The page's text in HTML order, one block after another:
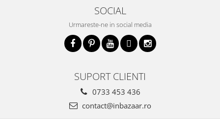
SOCIAL
Urmareste-ne in social media
SUPORT CLIENTI
0733 453 436
contact@inbazaar.ro